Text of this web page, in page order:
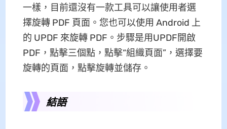
一樣，目前還沒有一款工具可以讓使用者選
擇旋轉 PDF 頁面。您也可以使用 Android 上
的 UPDF 來旋轉 PDF。步驟是用UPDF開啟
PDF，點擊三個點，點擊“組織頁面”，選擇要
旋轉的頁面，點擊旋轉並儲存。
結語